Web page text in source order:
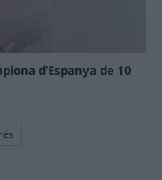
d’Espanya de 10